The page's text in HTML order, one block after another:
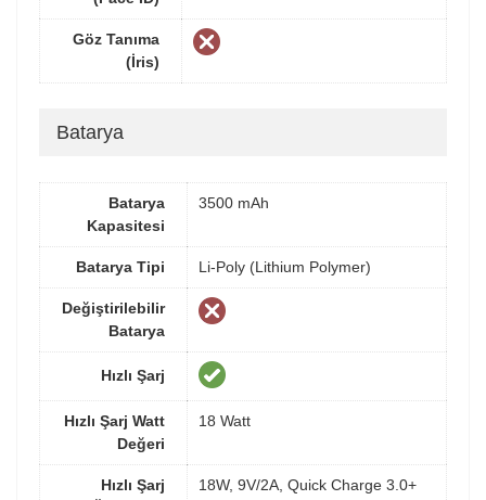
Göz Tanıma
(İris)
Batarya
Batarya
Kapasitesi
3500 mAh
Batarya Tipi Li-Poly (Lithium Polymer)
Değiştirilebilir
Batarya
Hızlı Şarj
Hızlı Şarj Watt
Değeri
18 Watt
Hızlı Şarj
18W, 9V/2A, Quick Charge 3.0+